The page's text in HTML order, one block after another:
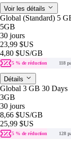
Voir les détails
Global (Standard) 5
5GB
30 jours
23,99 $US
4,80 $US/GB
5 % de réduction
118
Détails
Global 3 GB 30 Days
3GB
30 jours
8,66 $US/GB
25,99 $US
5 % de réduction
128